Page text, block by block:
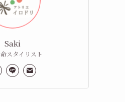
Saki
スタイリスト